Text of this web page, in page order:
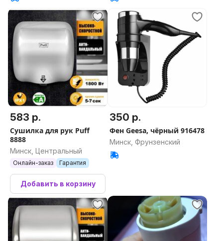
583 р.
Сушилка для рук Puff
8888
Минск, Центральный
Онлайн-заказ Гарантия
Добавить в корзину
350 р.
Фен Geesa, чёрный 916478
Минск, Фрунзенский